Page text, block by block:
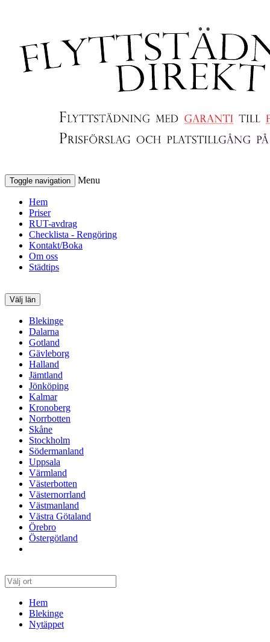
Toggle navigation Menu
Hem
Priser
RUT-avdrag
Checklista - Rengöring
Kontakt/Boka
Om oss
Städtips
Välj län
Blekinge
Dalarna
Gotland
Gävleborg
Halland
Jämtland
Jönköping
Kalmar
Kronoberg
Norrbotten
Skåne
Stockholm
Södermanland
Uppsala
Värmland
Västerbotten
Västernorrland
Västmanland
Västra Götaland
Örebro
Östergötland
Hem
Blekinge
Nytäppet